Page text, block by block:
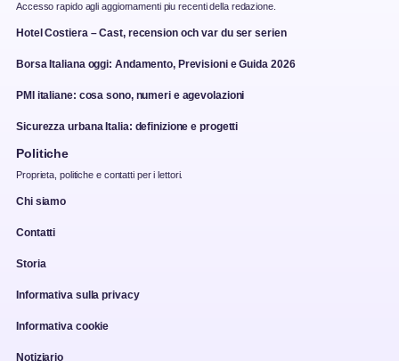
Accesso rapido agli aggiornamenti piu recenti della redazione.
Hotel Costiera – Cast, recension och var du ser serien
Borsa Italiana oggi: Andamento, Previsioni e Guida 2026
PMI italiane: cosa sono, numeri e agevolazioni
Sicurezza urbana Italia: definizione e progetti
Politiche
Proprieta, politiche e contatti per i lettori.
Chi siamo
Contatti
Storia
Informativa sulla privacy
Informativa cookie
Notiziario